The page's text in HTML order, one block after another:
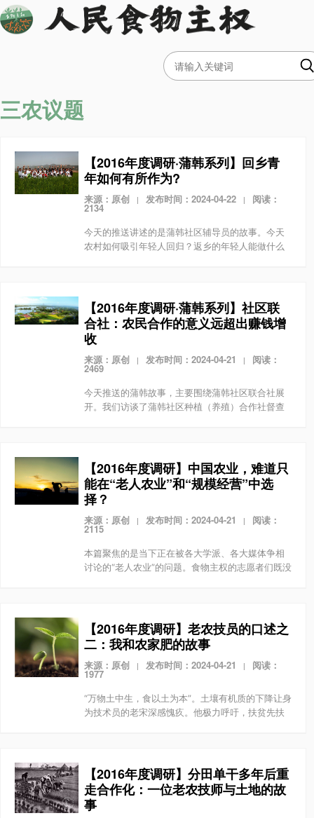
三农议题
【2016年度调研·蒲韩系列】回乡青
年如何有所作为?
来源：原创 | 发布时间：2024-04-22 | 阅读：
2134
今天的推送讲述的是蒲韩社区辅导员的故事。今天
农村如何吸引年轻人回归？返乡的年轻人能做什么
【2016年度调研·蒲韩系列】社区联
合社：农民合作的意义远超出赚钱增
收
来源：原创 | 发布时间：2024-04-21 | 阅读：
2469
今天推送的蒲韩故事，主要围绕蒲韩社区联合社展
开。我们访谈了蒲韩社区种植（养殖）合作社督查
【2016年度调研】中国农业，难道只
能在“老人农业”和“规模经营”中选
择？
来源：原创 | 发布时间：2024-04-21 | 阅读：
2115
本篇聚焦的是当下正在被各大学派、各大媒体争相
讨论的“老人农业”的问题。食物主权的志愿者们既没
【2016年度调研】老农技员的口述之
二：我和农家肥的故事
来源：原创 | 发布时间：2024-04-21 | 阅读：
1977
“万物土中生，食以土为本”。土壤有机质的下降让身
为技术员的老宋深感愧疚。他极力呼吁，扶贫先扶
【2016年度调研】分田单干多年后重
走合作化：一位老农技师与土地的故
事